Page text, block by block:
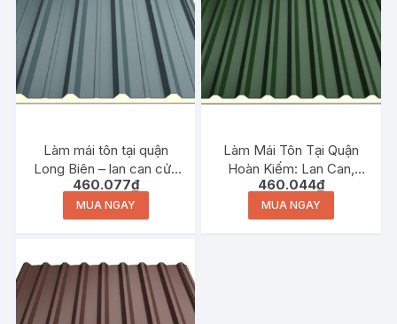
Làm mái tôn tại quận
Long Biên – lan can cửa
sắt mái che sân thượng
460.077₫
MUA NGAY
Làm Mái Tôn Tại Quận
Hoàn Kiếm: Lan Can,
Cửa Sắt, Mái Che Sân
Thượng
460.044₫
MUA NGAY